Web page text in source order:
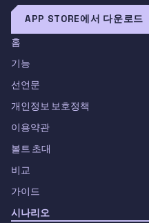
APP STORE에서 다운로드
홈
기능
선언문
개인정보 보호정책
이용약관
볼트 초대
비교
가이드
시나리오